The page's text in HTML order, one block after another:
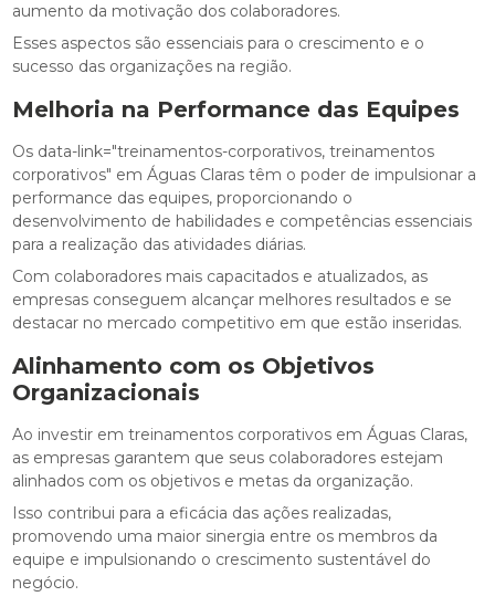
aumento da motivação dos colaboradores.
Esses aspectos são essenciais para o crescimento e o
sucesso das organizações na região.
Melhoria na Performance das Equipes
Os data-link="treinamentos-corporativos, treinamentos
corporativos" em Águas Claras têm o poder de impulsionar a
performance das equipes, proporcionando o
desenvolvimento de habilidades e competências essenciais
para a realização das atividades diárias.
Com colaboradores mais capacitados e atualizados, as
empresas conseguem alcançar melhores resultados e se
destacar no mercado competitivo em que estão inseridas.
Alinhamento com os Objetivos
Organizacionais
Ao investir em treinamentos corporativos em Águas Claras,
as empresas garantem que seus colaboradores estejam
alinhados com os objetivos e metas da organização.
Isso contribui para a eficácia das ações realizadas,
promovendo uma maior sinergia entre os membros da
equipe e impulsionando o crescimento sustentável do
negócio.